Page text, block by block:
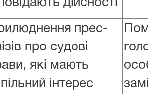
дійсності
прес-
про судові
які мають
інтерес